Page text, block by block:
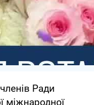
Ради
міжнародної